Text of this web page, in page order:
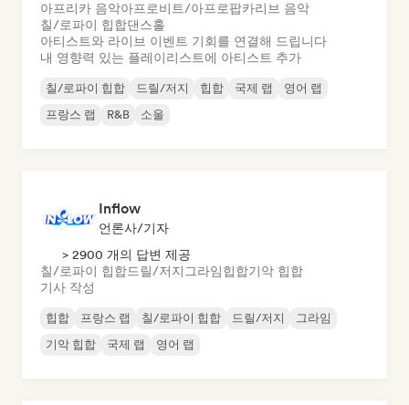
아프리카 음악아프로비트/아프로팝카리브 음악
칠/로파이 힙합댄스홀
아티스트와 라이브 이벤트 기회를 연결해 드립니다
내 영향력 있는 플레이리스트에 아티스트 추가
칠/로파이 힙합 드릴/저지 힙합 국제 랩
영어 랩
프랑스 랩
R&B 소울
Inflow
언론사/기자
> 2900 개의 답변 제공
칠/로파이 힙합드릴/저지 그라임힙합기악 힙합
기사 작성
힙합 프랑스 랩 칠/로파이 힙합 드릴/저지
그라임
기악 힙합
국제 랩 영어 랩